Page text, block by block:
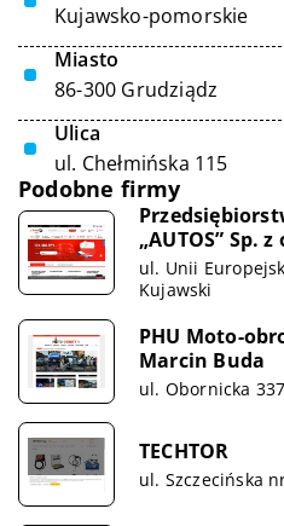
Kujawsko-pomorskie
Miasto
86-300 Grudziądz
Ulica
ul. Chełmińska 115
Podobne firmy
„AUTOS” Sp. z
ul. Unii
Kujawski
PHU Moto-
Marcin Buda
ul. Obornicka
TECHTOR
ul. Szczecińska